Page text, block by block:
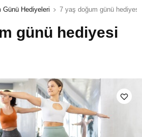
Günü Hediyeleri 7 yaş doğum günü hediyesi
günü hediyesi